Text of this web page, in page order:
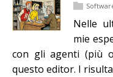
Nelle
mie
con gli agenti (più
questo editor. I